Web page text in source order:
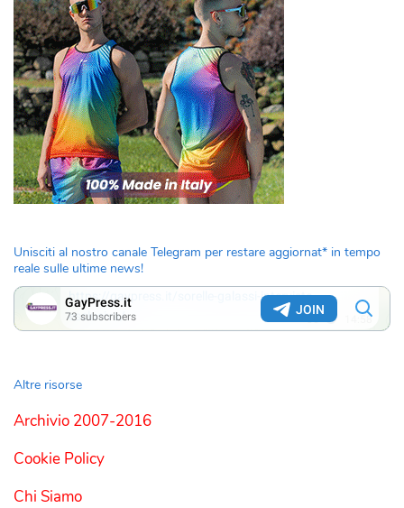
Unisciti al nostro canale Telegram per restare aggiornat* in tempo
reale sulle ultime news!
Altre risorse
Archivio 2007-2016
Cookie Policy
Chi Siamo